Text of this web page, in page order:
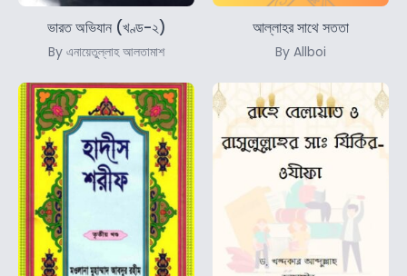
ভারত অভিযান (খণ্ড-২)
By এনায়েতুল্লাহ আলতামাশ
আল্লাহর সাথে সততা
By Allboi